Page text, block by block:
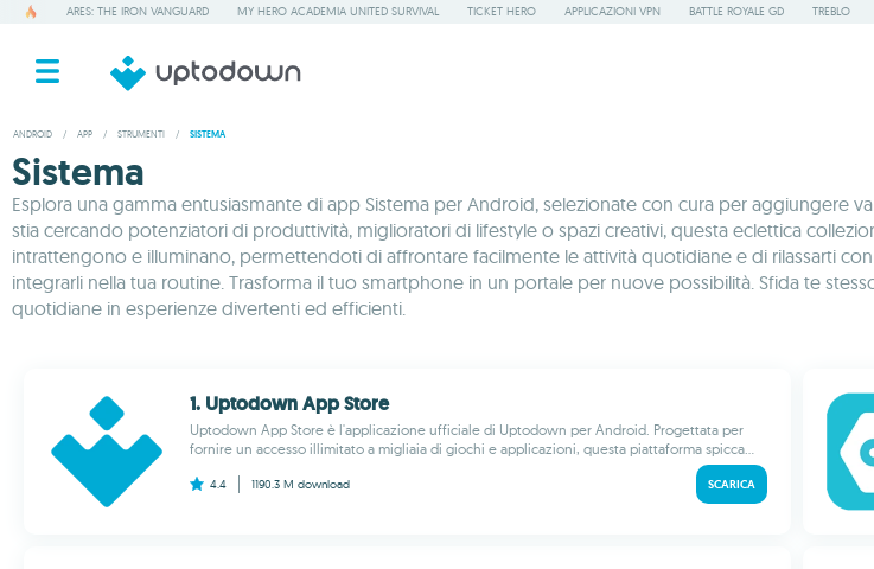
ARES: THE IRON VANGUARD MY HERO ACADEMIA UNITED SURVIVAL TICKET HERO APPLICAZIONI VPN BATTLE ROYALE GD TREBLO
ANDROID / APP / STRUMENTI / SISTEMA
Sistema
Esplora una gamma entusiasmante di app Sistema per Android, selezionate con cura per aggiungere
stia cercando potenziatori di produttività, miglioratori di lifestyle o spazi creativi, questa eclettica
intrattengono e illuminano, permettendoti di affrontare facilmente le attività quotidiane e di rilassarti
integrarli nella tua routine. Trasforma il tuo smartphone in un portale per nuove possibilità. Sfida te
quotidiane in esperienze divertenti ed efficienti.
1. Uptodown App Store
Uptodown App Store è l'applicazione ufficiale di Uptodown per Android. Progettata per
fornire un accesso illimitato a migliaia di giochi e applicazioni, questa piattaforma spicca...
4.4 1190.3 M download SCARICA